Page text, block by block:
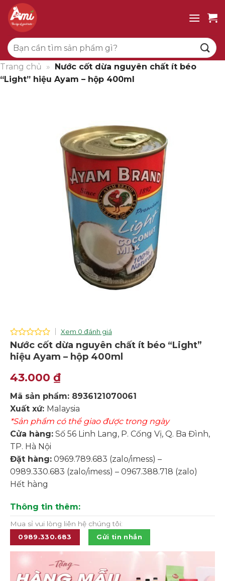
qua
dung
Tìm
kiếm:
Trang chủ » Nước cốt dừa nguyên chất ít béo
“Light” hiệu Ayam – hộp 400ml
0
out
of
Xem 0 đánh giá
Nước cốt dừa nguyên chất ít béo “Light”
hiệu Ayam – hộp 400ml
43.000 ₫
Mã sản phẩm: 8936121070061
Xuất xứ: Malaysia
*Sản phẩm có thể giao được trong ngày
Cửa hàng:Số 56 Linh Lang, P. Cống Vị, Q. Ba Đình,
TP. Hà Nội
Đặt hàng:0969.789.683 (zalo/imess) –
0989.330.683 (zalo/imess) – 0967.388.718 (zalo)
Hết hàng
Thông tin thêm:
Mua sỉ vui lòng liên hệ chúng tôi:
0989.330.683 Gửi tin nhắn